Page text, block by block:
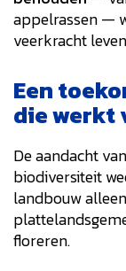
appelrassen —
veerkracht
Een
die werkt
De aandacht
biodiversiteit
landbouw
floreren.